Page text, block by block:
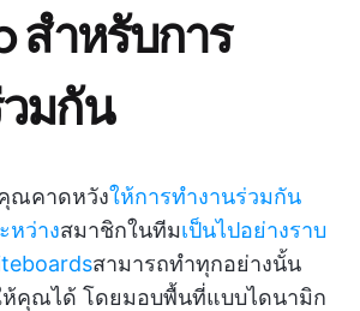
สำหรับการ
มกัน
ณคาดหวังให้การทำงานร่วมกัน
หว่างสมาชิกในทีมเป็นไปอย่างราบ
สามารถทำทุกอย่างนั้น
ห้คุณได้ โดยมอบพื้นที่แบบไดนามิก